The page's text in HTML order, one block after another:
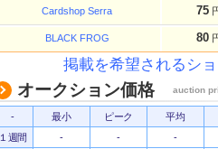
Cardshop Serra 75
BLACK FROG 80
掲載を希望されるシ
オークション価格 auction
- 最小 ピーク
平均
１週間
- -
-